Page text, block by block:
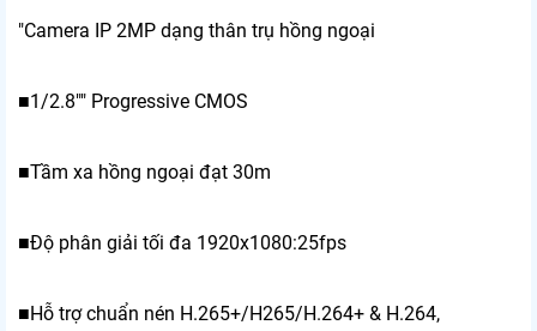
"Camera IP 2MP dạng thân trụ hồng ngoại
■1/2.8"" Progressive CMOS
■Tầm xa hồng ngoại đạt 30m
■Độ phân giải tối đa 1920x1080:25fps
■Hỗ trợ chuẩn nén H.265+/H265/H.264+ & H.264,